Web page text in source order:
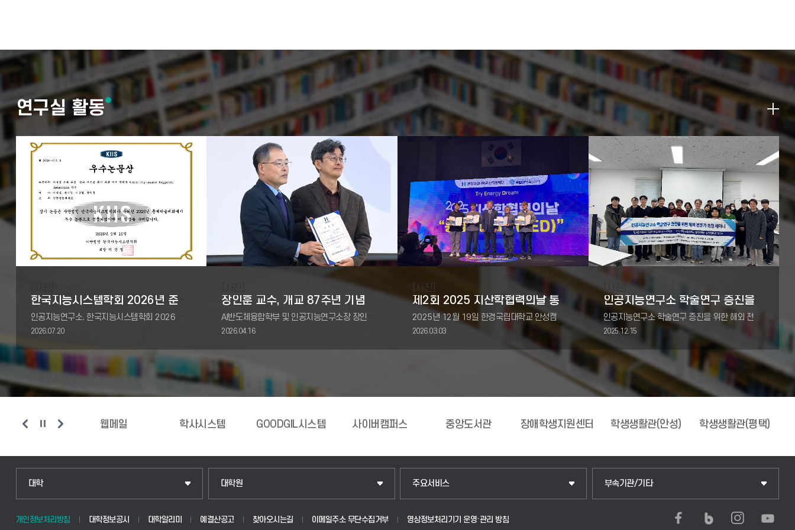
연구실 활동
2026.07.20 2026.04.16
[사진]
2025년 12월 19일 한경국립대학교 안성캠퍼스에서 진행된제2회 2025 지산학협력의날 통합학술대회에 부설연구조직 세션 참가및 2024학년도 한경국립대학교 부설조직 평가 S등급
2026.03.03
[사진]
2025.12.15
웹메일 학사시스템 GOODGIL시스템 사이버캠퍼스 중앙도서관 장애학생지원센터 학생생활관(안성) 학생생활관(평택) UD MAKER SPACE
대학
인문융합공공인재학부
법경영학부
대학원
일반대학원
산업대학원
주요서비스
입학안내
웹메일
부속기관/기타
중앙도서관
개인정보처리방침 대학정보공시 대학알리미 예결산공고 찾아오시는길 이메일주소 무단수집거부 영상정보처리기기 운영·관리 방침